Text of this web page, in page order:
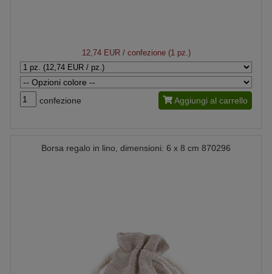
12,74 EUR/ confezione (1 pz.)
confezione Aggiungi al carrello
Borsa regalo in lino, dimensioni: 6 x 8 cm 870296